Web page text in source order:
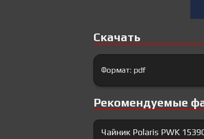
Скачать
Формат: pdf
Рекомендуемые
Чайник Polaris PWK